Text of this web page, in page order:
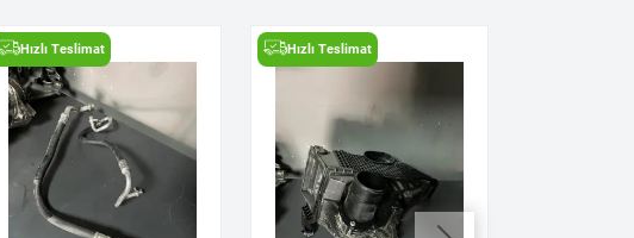
Hızlı Teslimat Hızlı Teslimat